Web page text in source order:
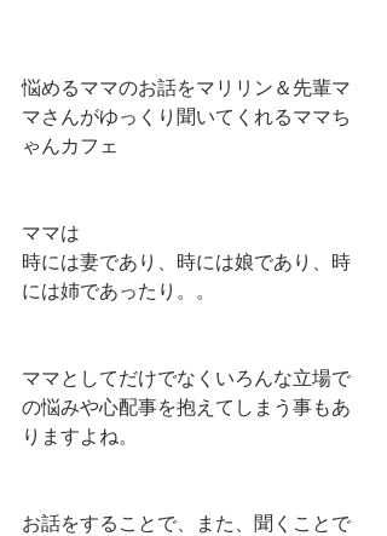
悩めるママのお話をマリリン＆先輩マ
マさんがゆっくり聞いてくれるママち
ゃんカフェ
ママは
時には妻であり、時には娘であり、時
には姉であったり。。
ママとしてだけでなくいろんな立場で
の悩みや心配事を抱えてしまう事もあ
りますよね。
お話をすることで、また、聞くことで